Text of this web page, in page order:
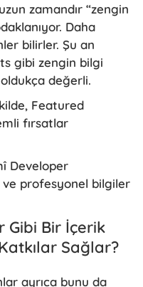
zamandır “zengin
Daha
bilirler. Şu an
gibi zengin bilgi
oldukça değerli.
Featured
fırsatlar
Developer
ve profesyonel bilgiler
Gibi Bir İçerik
Sağlar?
ayrıca bunu da